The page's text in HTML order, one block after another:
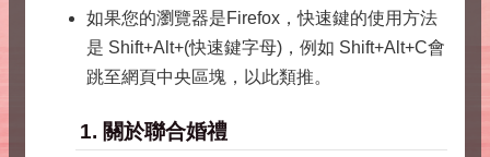
如果您的瀏覽器是Firefox，快速鍵的使用方法
是 Shift+Alt+(快速鍵字母)，例如 Shift+Alt+C會
跳至網頁中央區塊，以此類推。
1. 關於聯合婚禮